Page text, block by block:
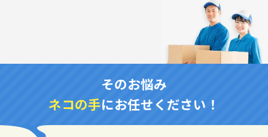
そのお悩み
ネコの手にお任せください！